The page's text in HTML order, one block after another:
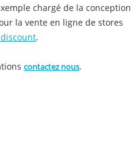
chargé de la conception
la vente en ligne de stores
.
contactez nous.